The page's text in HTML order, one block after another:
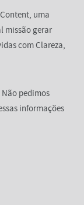
uma
missão gerar
com Clareza,
pedimos
informações